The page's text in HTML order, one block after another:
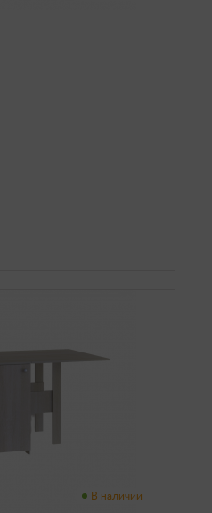
В наличии